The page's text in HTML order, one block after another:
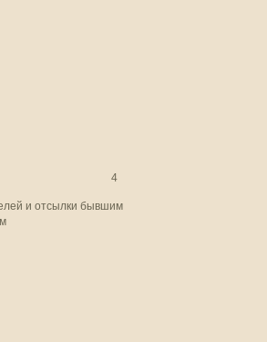
4
и отсылки бывшим